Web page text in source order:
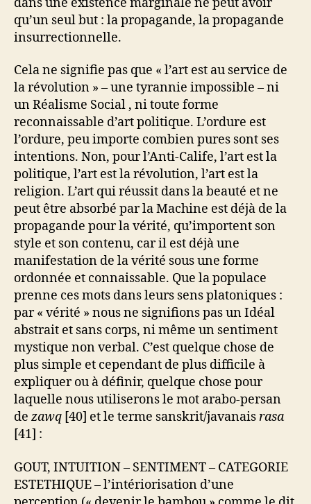
qu’un seul but : la propagande, la propagande
insurrectionnelle.
Cela ne signifie pas que « l’art est au service de
la révolution » – une tyrannie impossible – ni
un Réalisme Social , ni toute forme
reconnaissable d’art politique. L’ordure est
l’ordure, peu importe combien pures sont ses
intentions. Non, pour l’Anti-Calife, l’art est la
politique, l’art est la révolution, l’art est la
religion. L’art qui réussit dans la beauté et ne
peut être absorbé par la Machine est déjà de la
propagande pour la vérité, qu’importent son
style et son contenu, car il est déjà une
manifestation de la vérité sous une forme
ordonnée et connaissable. Que la populace
prenne ces mots dans leurs sens platoniques :
par « vérité » nous ne signifions pas un Idéal
abstrait et sans corps, ni même un sentiment
mystique non verbal. C’est quelque chose de
plus simple et cependant de plus difficile à
expliquer ou à définir, quelque chose pour
laquelle nous utiliserons le mot arabo-persan
de zawq [40] et le terme sanskrit/javanaisrasa
[41] :
GOUT, INTUITION – SENTIMENT – CATEGORIE
ESTETHIQUE – l’intériorisation d’une